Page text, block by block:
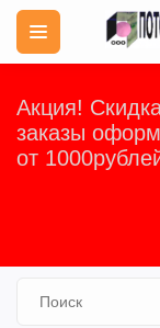
Акция!
заказы
от